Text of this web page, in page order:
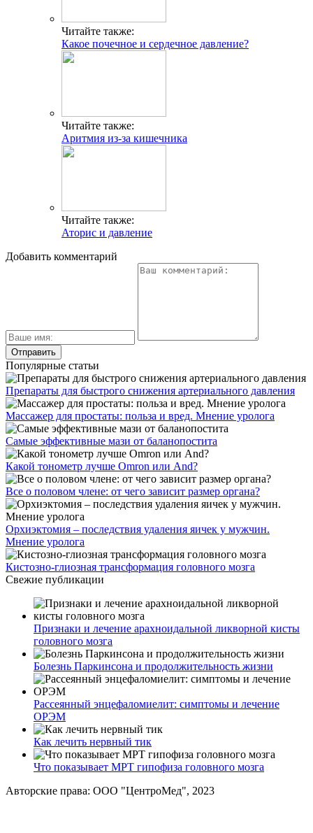
Читайте также:
Какое почечное и сердечное давление?
Читайте также:
Аритмия из-за кишечника
Читайте также:
Аторис и давление
Добавить комментарий
Популярные статьи
Препараты для быстрого снижения артериального давления
Массажер для простаты: польза и вред. Мнение уролога
Самые эффективные мази от баланопостита
Какой тонометр лучше Omron или And?
Все о половом члене: от чего зависит размер органа?
Орхиэктомия – последствия удаления яичек у мужчин.
Мнение уролога
Кистозно-глиозная трансформация головного мозга
Свежие публикации
Признаки и лечение арахноидальной ликворной кисты
головного мозга
Болезнь Паркинсона и продолжительность жизни
Рассеянный энцефаломиелит: симптомы и лечение
ОРЭМ
Как лечить нервный тик
Что показывает МРТ гипофиза головного мозга
Авторские права: ООО "ЦентроМед", 2023